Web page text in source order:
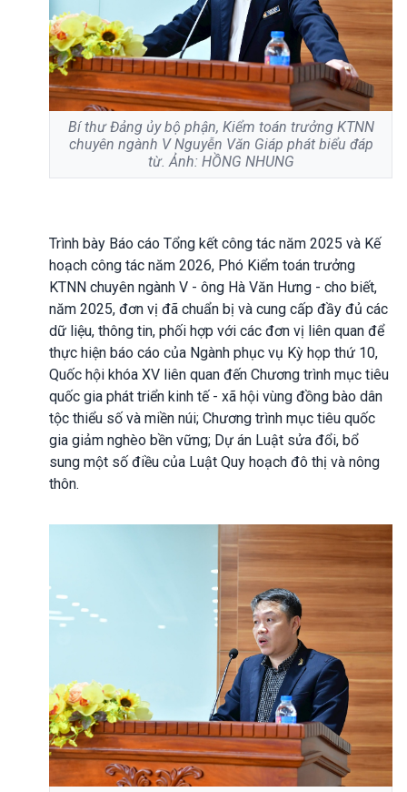
Bí thư Đảng ủy bộ phận, Kiểm toán trưởng KTNN
chuyên ngành V Nguyễn Văn Giáp phát biểu đáp
từ. Ảnh: HỒNG NHUNG
Trình bày Báo cáo Tổng kết công tác năm 2025 và Kế
hoạch công tác năm 2026, Phó Kiểm toán trưởng
KTNN chuyên ngành V - ông Hà Văn Hưng - cho biết,
năm 2025, đơn vị đã chuẩn bị và cung cấp đầy đủ các
dữ liệu, thông tin, phối hợp với các đơn vị liên quan để
thực hiện báo cáo của Ngành phục vụ Kỳ họp thứ 10,
Quốc hội khóa XV liên quan đến Chương trình mục tiêu
quốc gia phát triển kinh tế - xã hội vùng đồng bào dân
tộc thiểu số và miền núi; Chương trình mục tiêu quốc
gia giảm nghèo bền vững; Dự án Luật sửa đổi, bổ
sung một số điều của Luật Quy hoạch đô thị và nông
thôn.